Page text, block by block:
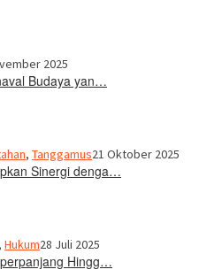
2025
Budaya yan…
, Tanggamus21 Oktober 2025
Sinergi denga…
, Hukum28 Juli 2025
Hingg…